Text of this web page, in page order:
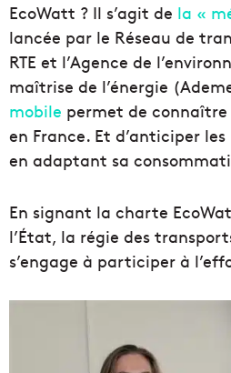
EcoWatt ? Il s’agit de la «
lancée par le Réseau de
RTE et l’Agence de
maîtrise de l’énergie
mobile permet de
en France. Et d’anticiper
en adaptant sa
En signant la charte
l’État, la régie des
s’engage à participer à